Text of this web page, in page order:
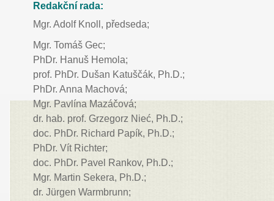
Redakční rada:
Mgr. Adolf Knoll, předseda;
Mgr. Tomáš Gec;
PhDr. Hanuš Hemola;
prof. PhDr. Dušan Katuščák, Ph.D.;
PhDr. Anna Machová;
Mgr. Pavlína Mazáčová;
dr. hab. prof. Grzegorz Nieć, Ph.D.;
doc. PhDr. Richard Papík, Ph.D.;
PhDr. Vít Richter;
doc. PhDr. Pavel Rankov, Ph.D.;
Mgr. Martin Sekera, Ph.D.;
dr. Jürgen Warmbrunn;